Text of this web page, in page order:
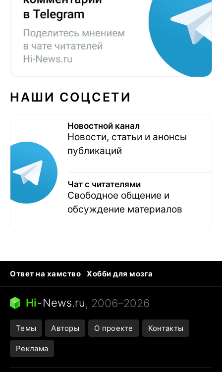
НАШИ СОЦСЕТИ
Новостной канал
Новости, статьи и анонсы
публикаций
Чат с читателями
Свободное общение и
обсуждение материалов
Ответ на хамство
Хобби для мозга
Бензин 100 vs 95
Тунцы в океанариуме
Следующая пандемия
Hi-News.ru, 2006–2026
Темы Авторы О проекте Контакты
Реклама